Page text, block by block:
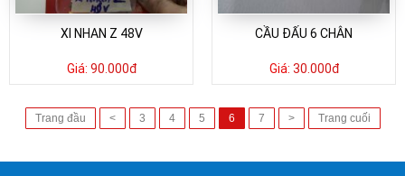
XI NHAN Z 48V
Giá: 90.000đ
CẦU ĐẤU 6 CHÂN
Giá: 30.000đ
Trang đầu < 3 4 5 6 7 > Trang cuối